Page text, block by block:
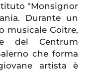
"Monsignor
Durante un
musicale Goitre,
del Centrum
che forma
artista è